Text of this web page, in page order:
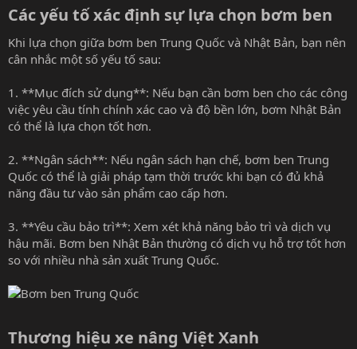
Các yếu tố xác định sự lựa chọn bơm ben​
Khi lựa chọn giữa bơm ben Trung Quốc và Nhật Bản, bạn nên
cân nhắc một số yếu tố sau:
1. **Mục đích sử dụng**: Nếu bạn cần bơm ben cho các công
việc yêu cầu tính chính xác cao và độ bền lớn, bơm Nhật Bản
có thể là lựa chọn tốt hơn.
2. **Ngân sách**: Nếu ngân sách hạn chế, bơm ben Trung
Quốc có thể là giải pháp tạm thời trước khi bạn có đủ khả
năng đầu tư vào sản phẩm cao cấp hơn.
3. **Yêu cầu bảo trì**: Xem xét khả năng bảo trì và dịch vụ
hậu mãi. Bơm ben Nhật Bản thường có dịch vụ hỗ trợ tốt hơn
so với nhiều nhà sản xuất Trung Quốc.
Thương hiệu xe nâng Việt Xanh​